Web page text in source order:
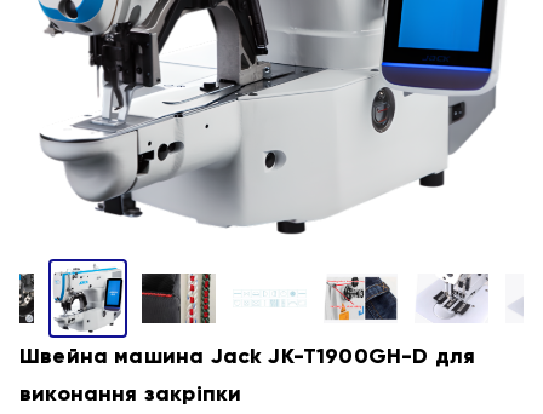
Швейна машина Jack JK-T1900GH-D для
виконання закріпки